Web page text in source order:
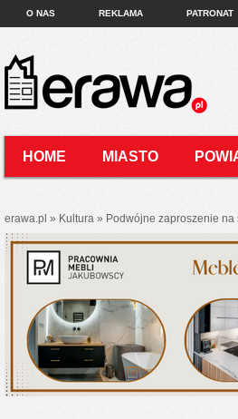
O NAS REKLAMA PATRONAT
HOME MIASTO
erawa.pl » Kultura » Podwójne zaproszenie